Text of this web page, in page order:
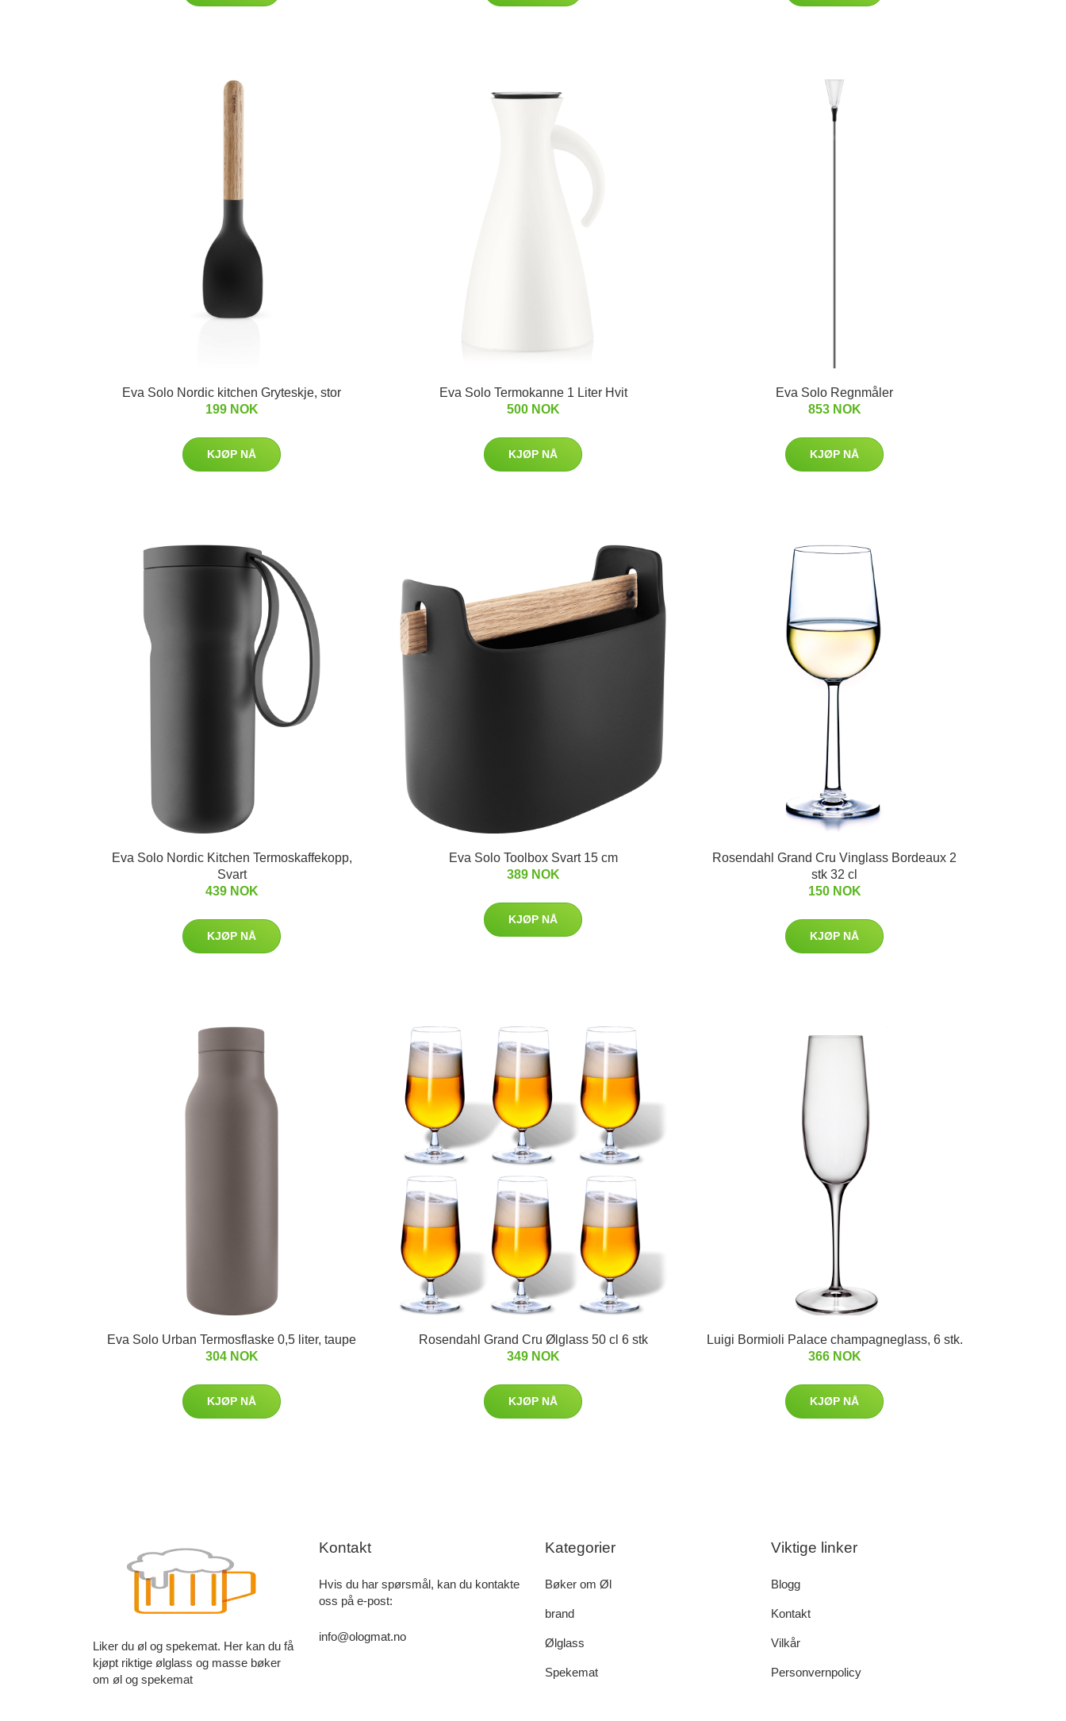
Eva Solo Nordic kitchen Gryteskje, stor
199 NOK
KJØP NÅ
Eva Solo Termokanne 1 Liter Hvit
500 NOK
KJØP NÅ
Eva Solo Regnmåler
853 NOK
KJØP NÅ
Eva Solo Nordic Kitchen Termoskaffekopp,
Svart
439 NOK
KJØP NÅ
Eva Solo Toolbox Svart 15 cm
389 NOK
KJØP NÅ
Rosendahl Grand Cru Vinglass Bordeaux 2
stk 32 cl
150 NOK
KJØP NÅ
Eva Solo Urban Termosflaske 0,5 liter, taupe
304 NOK
KJØP NÅ
Rosendahl Grand Cru Ølglass 50 cl 6 stk
349 NOK
KJØP NÅ
Luigi Bormioli Palace champagneglass, 6 stk.
366 NOK
KJØP NÅ
Liker du øl og spekemat. Her kan du få
kjøpt riktige ølglass og masse bøker
om øl og spekemat
Kontakt
Hvis du har spørsmål, kan du kontakte
oss på e-post:
info@ologmat.no
Kategorier
Bøker om Øl
brand
Ølglass
Spekemat
Viktige linker
Blogg
Kontakt
Vilkår
Personvernpolicy